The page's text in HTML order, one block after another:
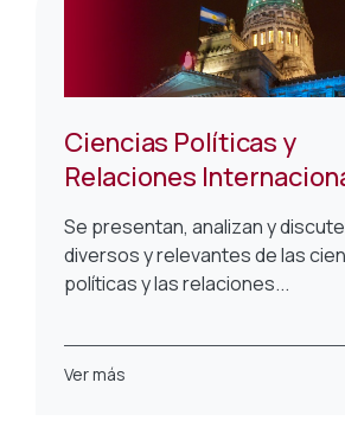
Ciencias Políticas y
Relaciones
Se presentan, analizan y
diversos y relevantes de las
políticas y las relaciones...
Ver más